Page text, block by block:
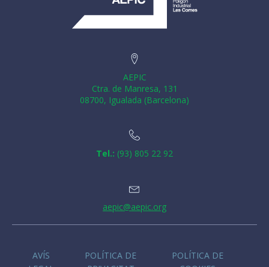
AEPIC
Ctra. de Manresa, 131
08700, Igualada (Barcelona)
Tel.: (93) 805 22 92
aepic@aepic.org
AVÍS
POLÍTICA DE
POLÍTICA DE